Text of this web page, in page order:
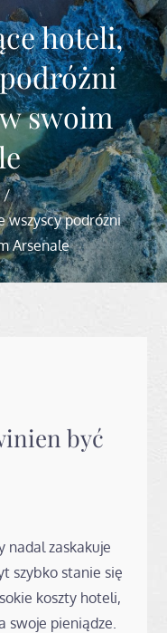
hoteli,
swoim
wszyscy podróżni
Arsenale
być
nadal zaskakuje
szybko stanie się
koszty hoteli,
swoje pieniądze.